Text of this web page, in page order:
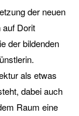
der neuen
auf Dorit
der bildenden
als etwas
dabei auch
Raum eine